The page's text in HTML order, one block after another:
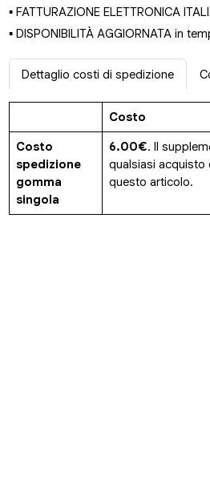
▪ FATTURAZIONE ELETTRONICA
▪ DISPONIBILITÀ AGGIORNATA in
Dettaglio costi di spedizione
Costo
Costo
spedizione
gomma
singola
6.00€. Il
qualsiasi acquisto
questo articolo.